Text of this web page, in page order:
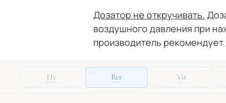
Дозатор не откручивать.
воздушного давления при
производитель
14
Hy
Hyaluronic
03
Ret
Retinol
Vit
Vitamin C